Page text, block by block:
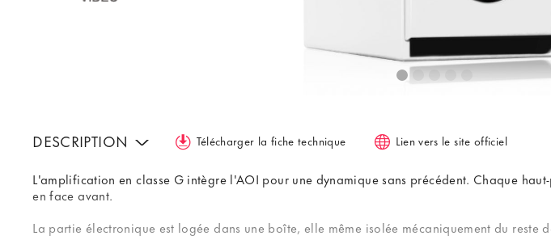
DESCRIPTION
L'amplification en classe G intègre l'AOI pour une dynamique sans précédent. Chaque
en face avant.
La partie électronique est logée dans une boîte, elle même isolée mécaniquement du
Télécharger la fiche technique Lien vers le site officiel